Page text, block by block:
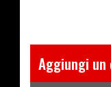
Aggiungi